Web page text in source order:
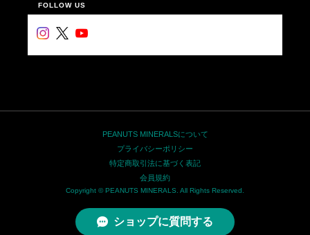
FOLLOW US
PEANUTS MINERALSについて
プライバシーポリシー
特定商取引法に基づく表記
会員規約
Copyright © PEANUTS MINERALS. All Rights Reserved.
ショップに質問する